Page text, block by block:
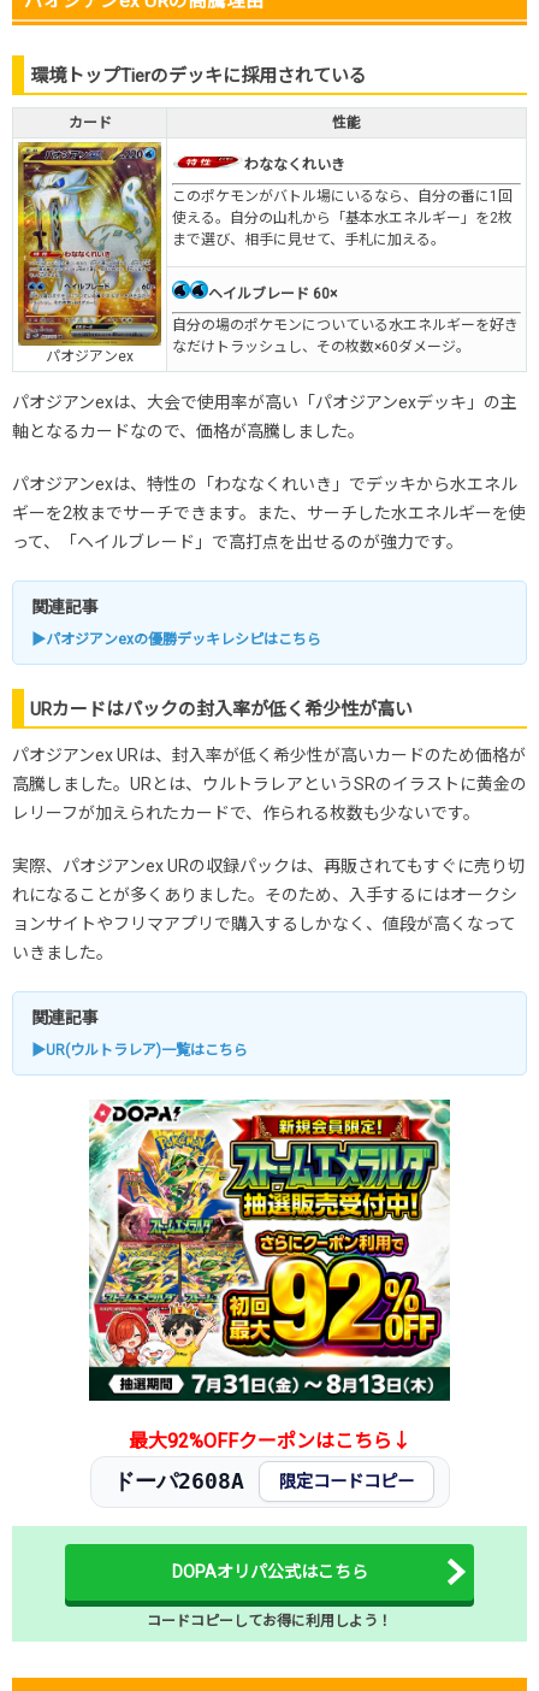
環境トップTierのデッキに採用されている
カード 性能
パオジアンex
わななくれいき
このポケモンがバトル場にいるなら、自分の番に1回
使える。自分の山札から「基本水エネルギー」を2枚
まで選び、相手に見せて、手札に加える。
ヘイルブレード 60×
自分の場のポケモンについている水エネルギーを好き
なだけトラッシュし、その枚数×60ダメージ。
パオジアンexは、大会で使用率が高い「パオジアンexデッキ」の主
軸となるカードなので、価格が高騰しました。
パオジアンexは、特性の「わななくれいき」でデッキから水エネル
ギーを2枚までサーチできます。また、サーチした水エネルギーを使
って、「ヘイルブレード」で高打点を出せるのが強力です。
関連記事
▶パオジアンexの優勝デッキレシピはこちら
URカードはパックの封入率が低く希少性が高い
パオジアンex URは、封入率が低く希少性が高いカードのため価格が
高騰しました。URとは、ウルトラレアというSRのイラストに黄金の
レリーフが加えられたカードで、作られる枚数も少ないです。
実際、パオジアンex URの収録パックは、再販されてもすぐに売り切
れになることが多くありました。そのため、入手するにはオークシ
ョンサイトやフリマアプリで購入するしかなく、値段が高くなって
いきました。
関連記事
▶UR(ウルトラレア)一覧はこちら
最大92%OFFクーポンはこちら↓
ドーパ2608A 限定コードコピー
DOPAオリパ公式はこちら
コードコピーしてお得に利用しよう！